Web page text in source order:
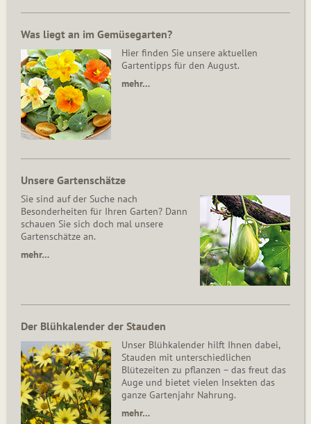
Was liegt an im Gemüsegarten?
Hier finden Sie unsere aktuellen
Gartentipps für den August.
mehr…
Unsere Gartenschätze
Sie sind auf der Suche nach
Besonderheiten für Ihren Garten? Dann
schauen Sie sich doch mal unsere
Gartenschätze an.
mehr…
Der Blühkalender der Stauden
Unser Blühkalender hilft Ihnen dabei,
Stauden mit unterschiedlichen
Blütezeiten zu pflanzen – das freut das
Auge und bietet vielen Insekten das
ganze Gartenjahr Nahrung.
mehr…